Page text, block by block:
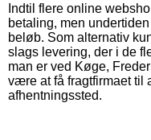
Indtil flere online
betaling, men
beløb. Som alternativ
slags levering, der i de
man er ved Køge,
være at få fragtfirmaet til
afhentningssted.